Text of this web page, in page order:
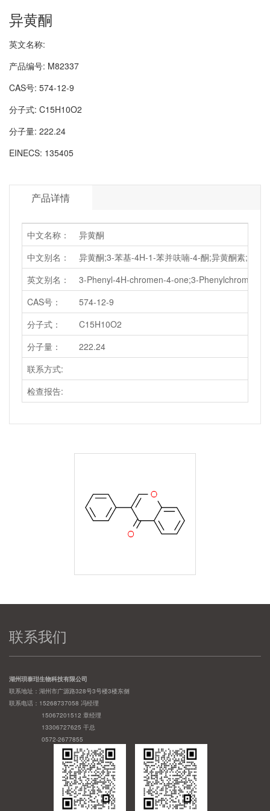
异黄酮
英文名称:
产品编号: M82337
CAS号: 574-12-9
分子式: C15H10O2
分子量: 222.24
EINECS: 135405
产品详情
中文名称：
异黄酮
中文别名：
异黄酮;3-苯基-4H-1-苯并呋喃-4-酮;异黄酮素;大豆
英文别名：
3-Phenyl-4H-chromen-4-one;3-Phenylchromen-
CAS号：
574-12-9
分子式：
C15H10O2
分子量：
222.24
联系方式:
检查报告:
联系我们
湖州珼泰玵生物科技有限公司
联系地址：湖州市广源路328号3号楼3楼东侧
联系电话：15268737058 冯经理
15067201512 章经理
13306727625 干总
0572-2677855